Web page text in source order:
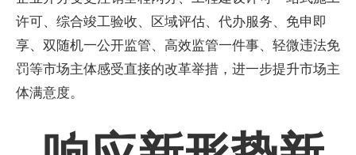
许可、综合竣工验收、区域评估、代办服务、免申即
享、双随机一公开监管、高效监管一件事、轻微违法免
罚等市场主体感受直接的改革举措，进一步提升市场主
体满意度。